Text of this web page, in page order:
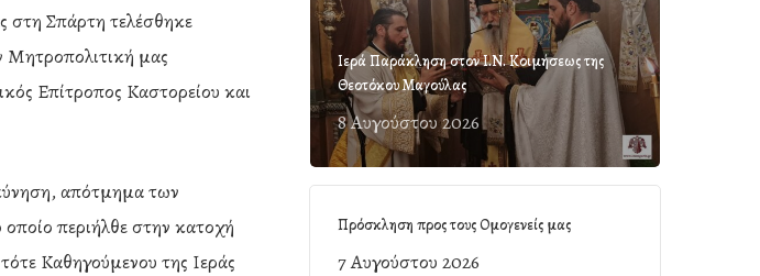
στη Σπάρτη τελέσθηκε
Μητροπολιτική μας
Επίτροπος Καστορείου και
απότμημα των
περιήλθε στην κατοχή
Καθηγούμενου της Ιεράς
Ιερά Παράκληση στον Ι.Ν. Κοιμήσεως της
Θεοτόκου Μαγούλας
8 Αυγούστου 2026
Πρόσκληση προς τους Ομογενείς μας
7 Αυγούστου 2026